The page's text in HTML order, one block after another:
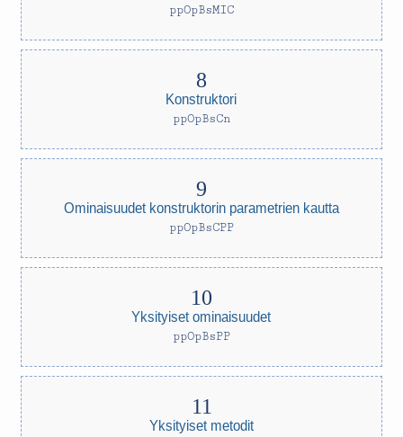
ppOpBsMIC
Konstruktori
ppOpBsCn
Ominaisuudet konstruktorin parametrien kautta
ppOpBsCPP
Yksityiset ominaisuudet
ppOpBsPP
Yksityiset metodit